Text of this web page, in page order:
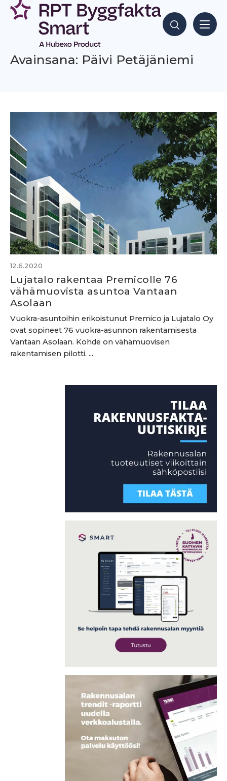
Siirry
sisältöön
Hae sisältöjä
Avainsana: Päivi Petäjäniemi
12.6.2020
Lujatalo rakentaa Premicolle 76
vähämuovista asuntoa Vantaan
Asolaan
Vuokra-asuntoihin erikoistunut Premico ja Lujatalo Oy
ovat sopineet 76 vuokra-asunnon rakentamisesta
Vantaan Asolaan. Kohde on vähämuovisen
rakentamisen pilotti. ...